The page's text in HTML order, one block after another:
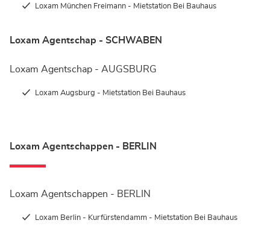
Loxam München Freimann - Mietstation Bei Bauhaus
Loxam Agentschap - SCHWABEN
Loxam Agentschap - AUGSBURG
Loxam Augsburg - Mietstation Bei Bauhaus
Loxam Agentschappen - BERLIN
Loxam Agentschappen - BERLIN
Loxam Berlin - Kurfürstendamm - Mietstation Bei Bauhaus